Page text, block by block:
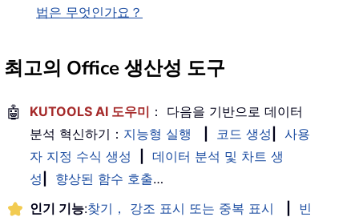
법은 무엇인가요？
최고의 Office 생산성 도구
🤖 KUTOOLS AI 도우미 ： 다음을 기반으로 데이터
분석 혁신하기： 지능형 실행 코드 생성
사용
자 지정 수식 생성
데이터 분석 및 차트 생
성
향상된 함수 호출…
인기 기능:찾기， 강조 표시 또는 중복 표시
빈